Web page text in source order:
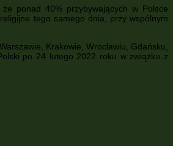
że ponad 40% przybywających w Polsce
tego samego dnia, przy wspólnym
Krakowie, Wrocławiu, Gdańsku,
po 24 lutego 2022 roku w związku z